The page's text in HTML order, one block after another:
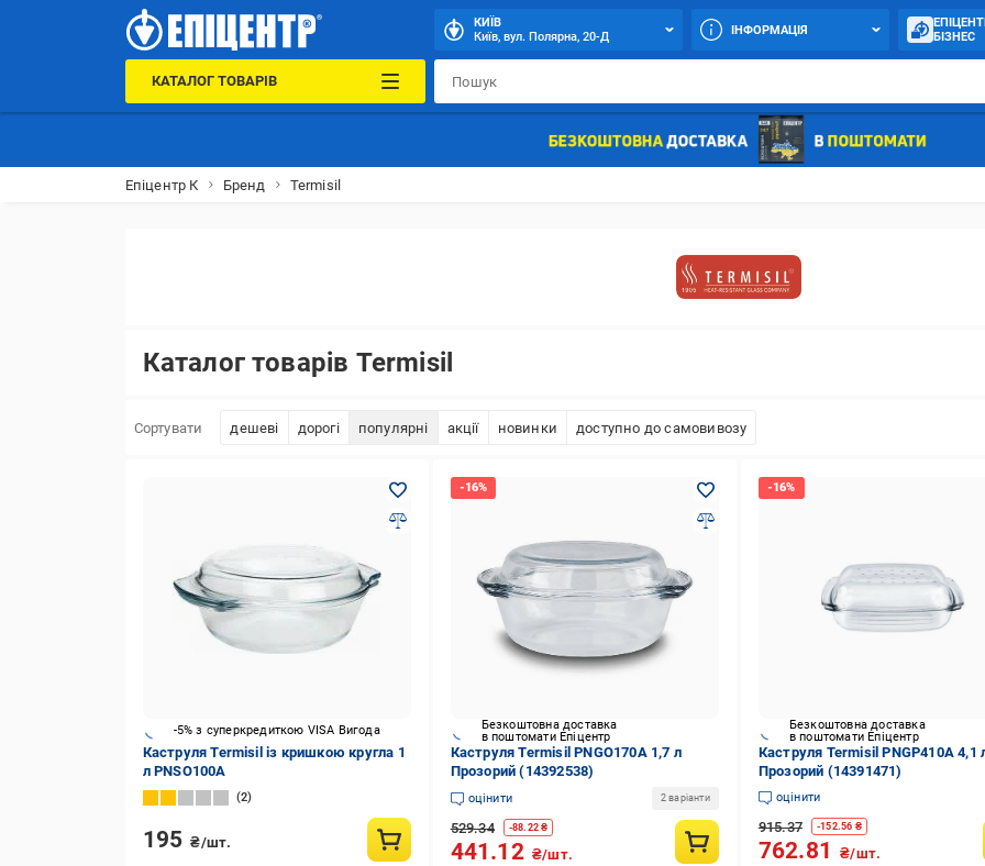
КИЇВ
Київ, вул. Полярна, 20-Д
ІНФОРМАЦІЯ
БІЗНЕС
КАТАЛОГ ТОВАРІВ
Епіцентр К Бренд Termisil
Каталог товарів Termisil
Сортувати дешеві дорогі популярні акції новинки доступно до самовивозу
-5% з суперкредиткою VISA Вигода
Каструля Termisil із кришкою кругла 1
л PNSO100A
2
195 ₴/шт.
Безкоштовна доставка
в поштомати Епіцентр
Каструля Termisil PNGO170A 1,7 л
Прозорий (14392538)
оцінити 2 варіанти
529.34 -88.22 ₴
441.12 ₴/шт.
Безкоштовна доставка
в поштомати Епіцентр
Каструля Termisil PNGP410A 4,1
Прозорий (14391471)
оцінити
915.37 -152.56 ₴
762.81 ₴/шт.